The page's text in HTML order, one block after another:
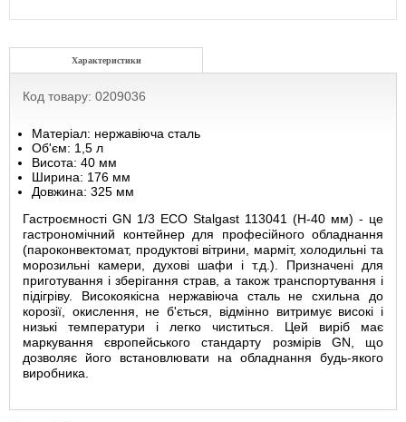
Характеристики
Код товару: 0209036
Матеріал: нержавіюча сталь
Об'єм: 1,5 л
Висота: 40 мм
Ширина: 176 мм
Довжина: 325 мм
Гастроємності GN 1/3 ECO Stalgast 113041 (Н-40 мм) - це
гастрономічний контейнер для професійного обладнання
(пароконвектомат, продуктові вітрини, марміт, холодильні та
морозильні камери, духові шафи і т.д.). Призначені для
приготування і зберігання страв, а також транспортування і
підігріву. Високоякісна нержавіюча сталь не схильна до
корозії, окислення, не б'ється, відмінно витримує високі і
низькі температури і легко чиститься. Цей виріб має
маркування європейського стандарту розмірів GN, що
дозволяє його встановлювати на обладнання будь-якого
виробника.